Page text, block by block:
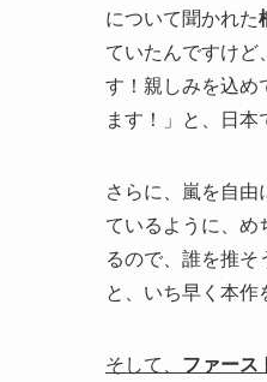
について聞かれた
ていたんですけど
す！親しみを込め
ます！」と、日本
さらに、嵐を自
ているように、め
るので、誰を推そ
と、いち早く本作
そして、 ファース